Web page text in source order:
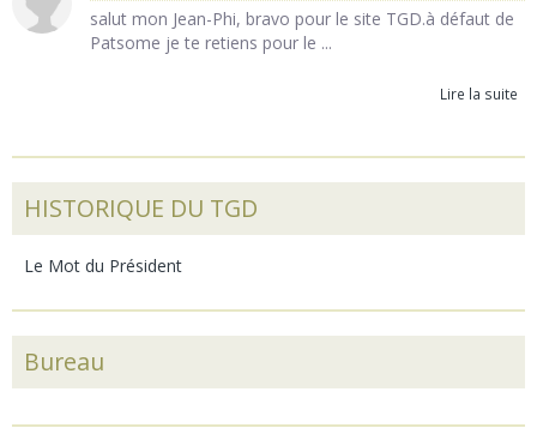
salut mon Jean-Phi, bravo pour le site TGD.à défaut de
Patsome je te retiens pour le ...
Lire la suite
HISTORIQUE DU TGD
Le Mot du Président
Bureau